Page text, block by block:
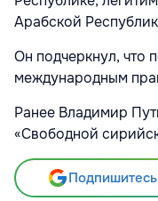
Арабской
Он подчеркнул, что
международным
Ранее Владимир
«Свободной